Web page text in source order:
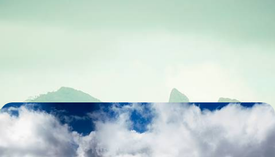
Aloha State - D’île en île, l’archipel d’Hawaï
Aller à la rencontre de l'archipel mythique à travers quatre îles à forte
personnalité et aux paysages saisissants